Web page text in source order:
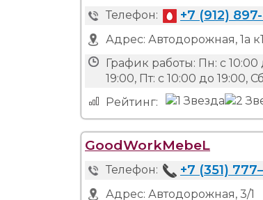
Телефон: +7 (912)
Адрес: Автодорожная, 1а к1
График работы: Пн: с 10:00
19:00, Пт: с 10:00 до 19:00,
Рейтинг:
GoodWorkMebeL
Телефон: +7 (351)
Адрес: Автодорожная, 3/1